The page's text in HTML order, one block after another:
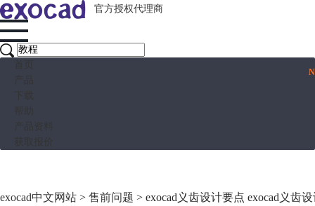
官方授权代理商
exocad中文网站 > 售前问题 > exocad义齿设计要点 exocad义齿